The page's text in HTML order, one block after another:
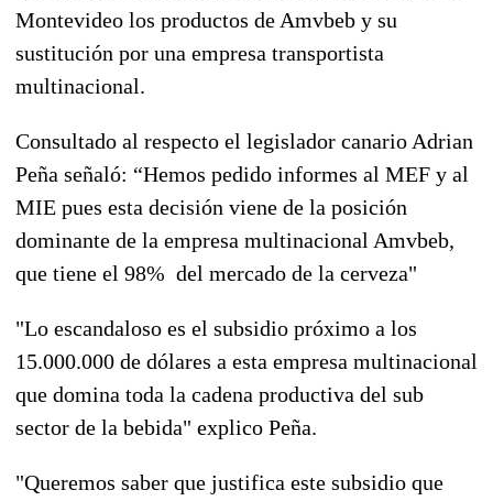
Montevideo los productos de Amvbeb y su
sustitución por una empresa transportista
multinacional.
Consultado al respecto el legislador canario Adrian
Peña señaló: “Hemos pedido informes al MEF y al
MIE pues esta decisión viene de la posición
dominante de la empresa multinacional Amvbeb,
que tiene el 98% del mercado de la cerveza"
"Lo escandaloso es el subsidio próximo a los
15.000.000 de dólares a esta empresa multinacional
que domina toda la cadena productiva del sub
sector de la bebida" explico Peña.
"Queremos saber que justifica este subsidio que